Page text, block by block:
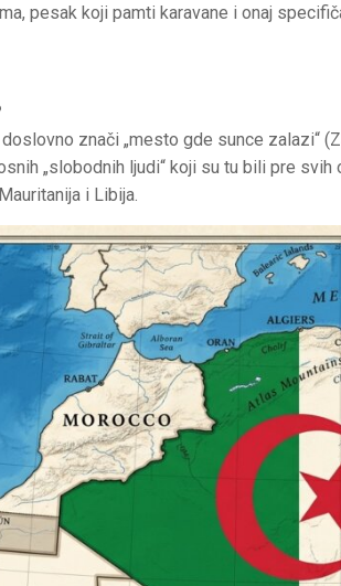
pesak koji pamti karavane i onaj
znači „mesto gde sunce zalazi“
„slobodnih ljudi“ koji su tu bili pre
i Libija.